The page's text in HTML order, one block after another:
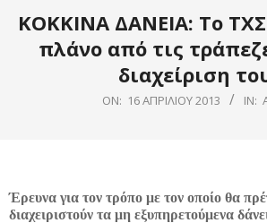
ΚΟΚΚΙΝΑ ΔΑΝΕΙΑ: Το
πλάνο από τις
διαχείριση
ON: 16 ΑΠΡΙΛΊΟΥ 2013 IN:
Έρευνα για τον τρόπο με τον οποίο θα
διαχειριστούν τα μη εξυπηρετούμενα